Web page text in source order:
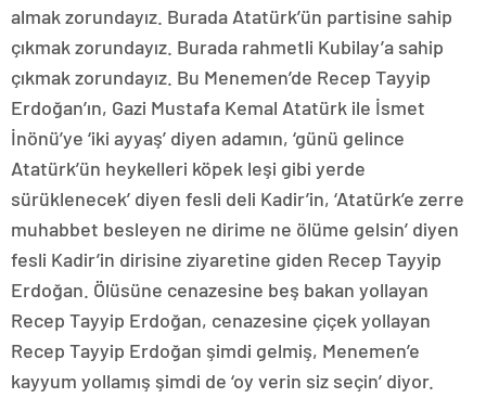
almak zorundayız. Burada Atatürk’ün partisine sahip
çıkmak zorundayız. Burada rahmetli Kubilay’a sahip
çıkmak zorundayız. Bu Menemen’de Recep Tayyip
Erdoğan’ın, Gazi Mustafa Kemal Atatürk ile İsmet
İnönü’ye ‘iki ayyaş’ diyen adamın, ‘günü gelince
Atatürk’ün heykelleri köpek leşi gibi yerde
sürüklenecek’ diyen fesli deli Kadir’in, ‘Atatürk’e zerre
muhabbet besleyen ne dirime ne ölüme gelsin’ diyen
fesli Kadir’in dirisine ziyaretine giden Recep Tayyip
Erdoğan. Ölüsüne cenazesine beş bakan yollayan
Recep Tayyip Erdoğan, cenazesine çiçek yollayan
Recep Tayyip Erdoğan şimdi gelmiş, Menemen’e
kayyum yollamış şimdi de ‘oy verin siz seçin’ diyor.